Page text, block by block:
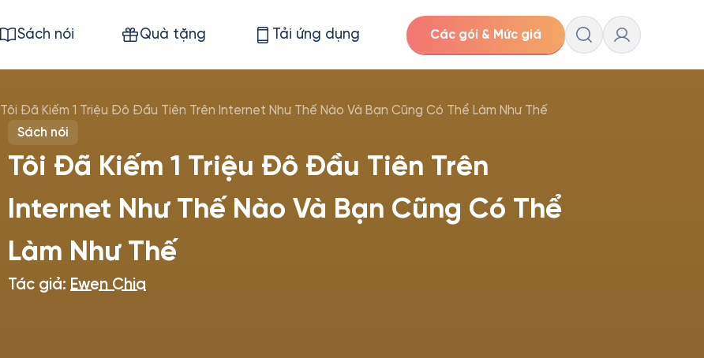
Sách nói Quà tặng Tải ứng dụng Các gói & Mức giá
Tôi Đã Kiếm 1 Triệu Đô Đầu Tiên Trên Internet Như Thế Nào Và Bạn Cũng Có Thể Làm Như Thế
Sách nói
Tôi Đã Kiếm 1 Triệu Đô Đầu Tiên Trên
Internet Như Thế Nào Và Bạn Cũng Có Thể
Làm Như Thế
Tác giả: Ewen Chia